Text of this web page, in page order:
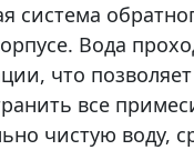
система
Вода
что позволяет
все
чистую воду,